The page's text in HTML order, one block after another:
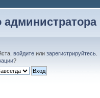
администратора
войдите или зарегистрируйтесь
?